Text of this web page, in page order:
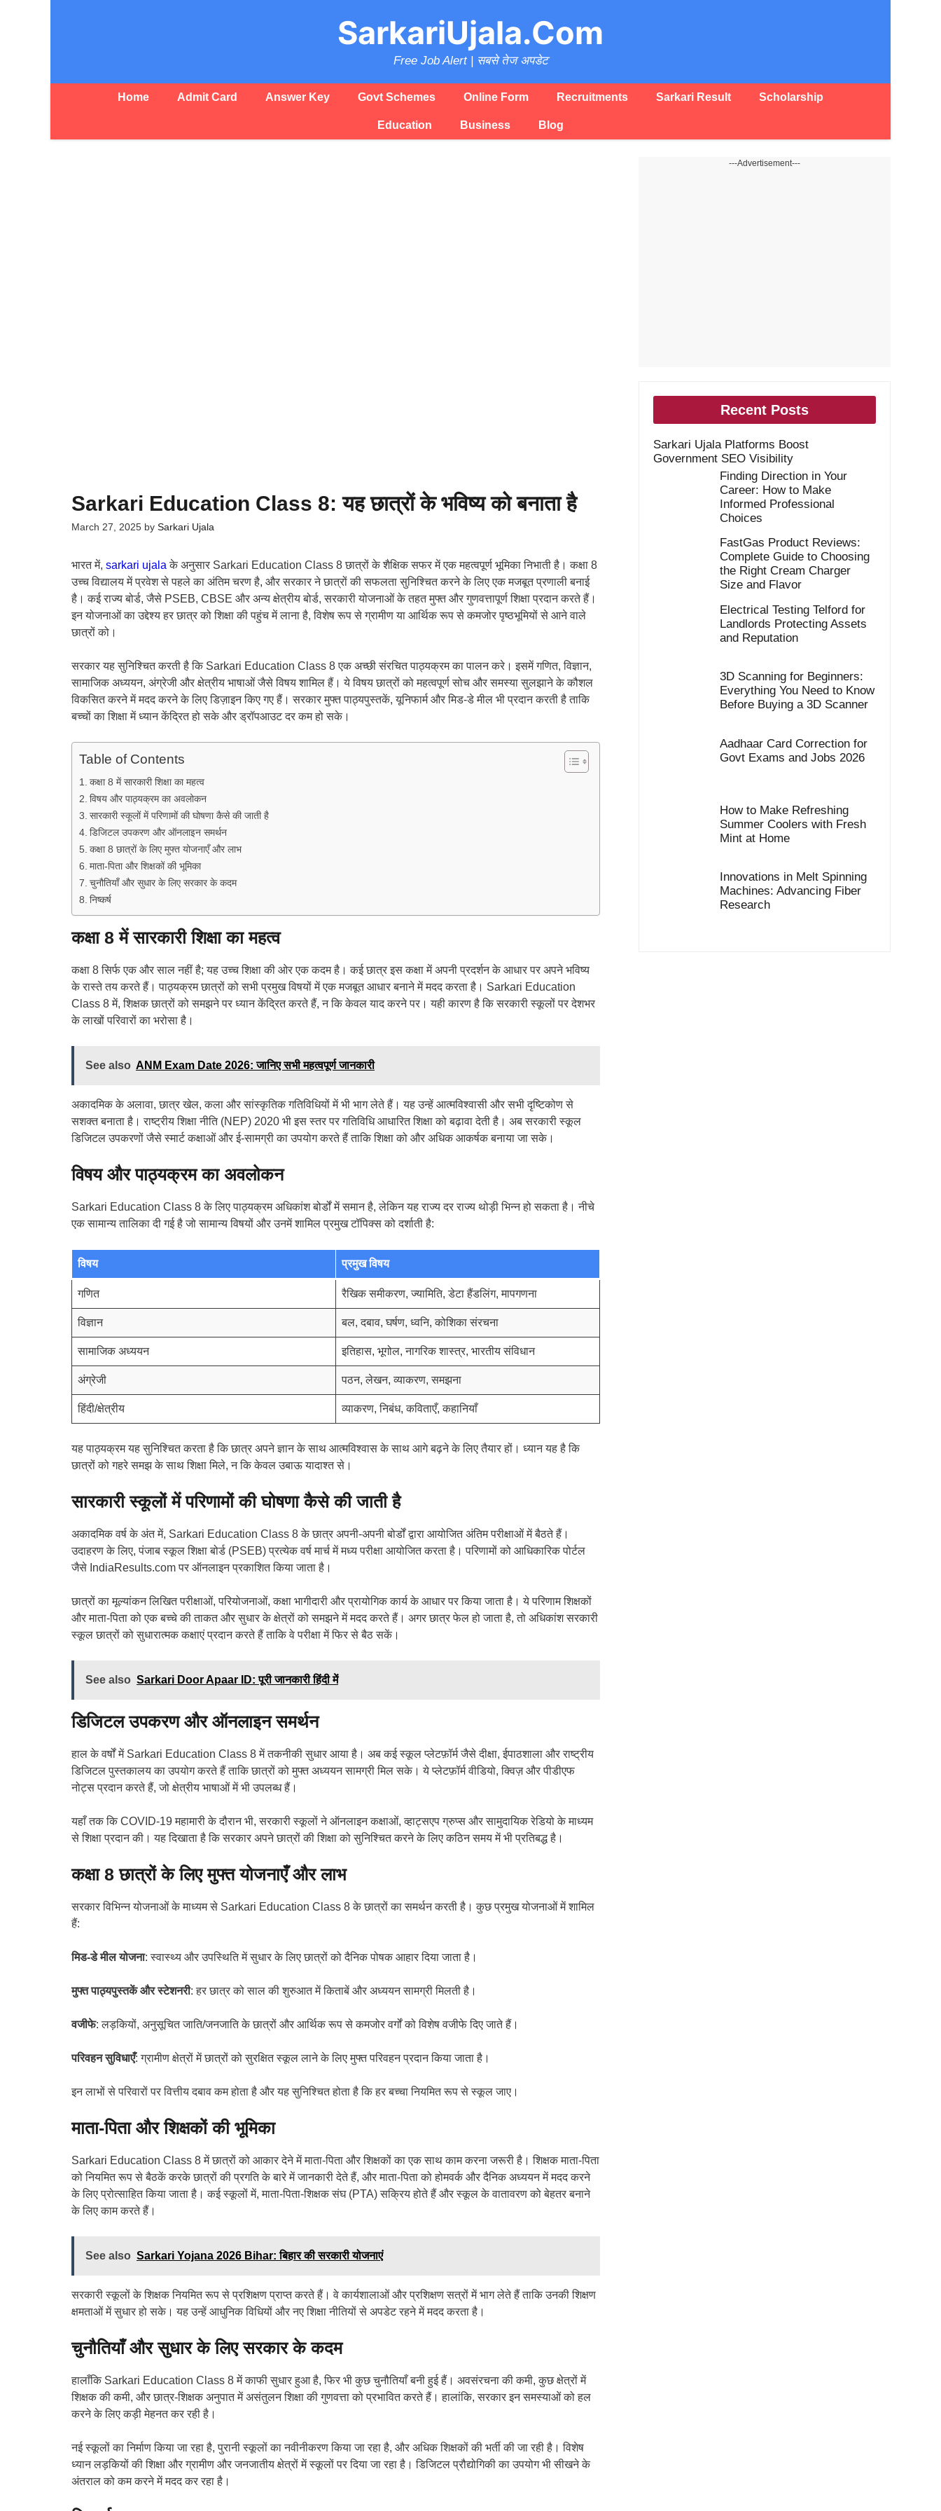
SarkariUjala.Com
Free Job Alert | सबसे तेज अपडेट
Home Admit Card Answer Key Govt Schemes Online Form Recruitments Sarkari Result Scholarship
Education Business Blog
Sarkari Education Class 8: यह छात्रों के भविष्य को बनाता है
March 27, 2025 by Sarkari Ujala
भारत में, sarkari ujalaके अनुसार Sarkari Education Class 8 छात्रों के शैक्षिक सफर में एक महत्वपूर्ण भूमिका निभाती है। कक्षा 8
उच्च विद्यालय में प्रवेश से पहले का अंतिम चरण है, और सरकार ने छात्रों की सफलता सुनिश्चित करने के लिए एक मजबूत प्रणाली बनाई
है। कई राज्य बोर्ड, जैसे PSEB, CBSE और अन्य क्षेत्रीय बोर्ड, सरकारी योजनाओं के तहत मुफ्त और गुणवत्तापूर्ण शिक्षा प्रदान करते हैं।
इन योजनाओं का उद्देश्य हर छात्र को शिक्षा की पहुंच में लाना है, विशेष रूप से ग्रामीण या आर्थिक रूप से कमजोर पृष्ठभूमियों से आने वाले
छात्रों को।
सरकार यह सुनिश्चित करती है कि Sarkari Education Class 8 एक अच्छी संरचित पाठ्यक्रम का पालन करे। इसमें गणित, विज्ञान,
सामाजिक अध्ययन, अंग्रेजी और क्षेत्रीय भाषाओं जैसे विषय शामिल हैं। ये विषय छात्रों को महत्वपूर्ण सोच और समस्या सुलझाने के कौशल
विकसित करने में मदद करने के लिए डिज़ाइन किए गए हैं। सरकार मुफ्त पाठ्यपुस्तकें, यूनिफार्म और मिड-डे मील भी प्रदान करती है ताकि
बच्चों का शिक्षा में ध्यान केंद्रित हो सके और ड्रॉपआउट दर कम हो सके।
Table of Contents
कक्षा 8 में सारकारी शिक्षा का महत्व
विषय और पाठ्यक्रम का अवलोकन
सारकारी स्कूलों में परिणामों की घोषणा कैसे की जाती है
डिजिटल उपकरण और ऑनलाइन समर्थन
कक्षा 8 छात्रों के लिए मुफ्त योजनाएँ और लाभ
माता-पिता और शिक्षकों की भूमिका
चुनौतियाँ और सुधार के लिए सरकार के कदम
निष्कर्ष
कक्षा 8 में सारकारी शिक्षा का महत्व
कक्षा 8 सिर्फ एक और साल नहीं है; यह उच्च शिक्षा की ओर एक कदम है। कई छात्र इस कक्षा में अपनी प्रदर्शन के आधार पर अपने भविष्य
के रास्ते तय करते हैं। पाठ्यक्रम छात्रों को सभी प्रमुख विषयों में एक मजबूत आधार बनाने में मदद करता है। Sarkari Education
Class 8 में, शिक्षक छात्रों को समझने पर ध्यान केंद्रित करते हैं, न कि केवल याद करने पर। यही कारण है कि सरकारी स्कूलों पर देशभर
के लाखों परिवारों का भरोसा है।
See also ANM Exam Date 2026: जानिए सभी महत्वपूर्ण जानकारी
अकादमिक के अलावा, छात्र खेल, कला और सांस्कृतिक गतिविधियों में भी भाग लेते हैं। यह उन्हें आत्मविश्वासी और सभी दृष्टिकोण से
सशक्त बनाता है। राष्ट्रीय शिक्षा नीति (NEP) 2020 भी इस स्तर पर गतिविधि आधारित शिक्षा को बढ़ावा देती है। अब सरकारी स्कूल
डिजिटल उपकरणों जैसे स्मार्ट कक्षाओं और ई-सामग्री का उपयोग करते हैं ताकि शिक्षा को और अधिक आकर्षक बनाया जा सके।
विषय और पाठ्यक्रम का अवलोकन
Sarkari Education Class 8 के लिए पाठ्यक्रम अधिकांश बोर्डों में समान है, लेकिन यह राज्य दर राज्य थोड़ी भिन्न हो सकता है। नीचे
एक सामान्य तालिका दी गई है जो सामान्य विषयों और उनमें शामिल प्रमुख टॉपिक्स को दर्शाती है:
विषय प्रमुख विषय
गणित रैखिक समीकरण, ज्यामिति, डेटा हैंडलिंग, मापगणना
विज्ञान बल, दबाव, घर्षण, ध्वनि, कोशिका संरचना
सामाजिक अध्ययन इतिहास, भूगोल, नागरिक शास्त्र, भारतीय संविधान
अंग्रेजी पठन, लेखन, व्याकरण, समझना
हिंदी/क्षेत्रीय व्याकरण, निबंध, कविताएँ, कहानियाँ
यह पाठ्यक्रम यह सुनिश्चित करता है कि छात्र अपने ज्ञान के साथ आत्मविश्वास के साथ आगे बढ़ने के लिए तैयार हों। ध्यान यह है कि
छात्रों को गहरे समझ के साथ शिक्षा मिले, न कि केवल उबाऊ यादाश्त से।
सारकारी स्कूलों में परिणामों की घोषणा कैसे की जाती है
अकादमिक वर्ष के अंत में, Sarkari Education Class 8 के छात्र अपनी-अपनी बोर्डों द्वारा आयोजित अंतिम परीक्षाओं में बैठते हैं।
उदाहरण के लिए, पंजाब स्कूल शिक्षा बोर्ड (PSEB) प्रत्येक वर्ष मार्च में मध्य परीक्षा आयोजित करता है। परिणामों को आधिकारिक पोर्टल
जैसे IndiaResults.com पर ऑनलाइन प्रकाशित किया जाता है।
छात्रों का मूल्यांकन लिखित परीक्षाओं, परियोजनाओं, कक्षा भागीदारी और प्रायोगिक कार्य के आधार पर किया जाता है। ये परिणाम शिक्षकों
और माता-पिता को एक बच्चे की ताकत और सुधार के क्षेत्रों को समझने में मदद करते हैं। अगर छात्र फेल हो जाता है, तो अधिकांश सरकारी
स्कूल छात्रों को सुधारात्मक कक्षाएं प्रदान करते हैं ताकि वे परीक्षा में फिर से बैठ सकें।
See also Sarkari Door Apaar ID: पूरी जानकारी हिंदी में
डिजिटल उपकरण और ऑनलाइन समर्थन
हाल के वर्षों में Sarkari Education Class 8 में तकनीकी सुधार आया है। अब कई स्कूल प्लेटफ़ॉर्म जैसे दीक्षा, ईपाठशाला और राष्ट्रीय
डिजिटल पुस्तकालय का उपयोग करते हैं ताकि छात्रों को मुफ्त अध्ययन सामग्री मिल सके। ये प्लेटफ़ॉर्म वीडियो, क्विज़ और पीडीएफ
नोट्स प्रदान करते हैं, जो क्षेत्रीय भाषाओं में भी उपलब्ध हैं।
यहाँ तक कि COVID-19 महामारी के दौरान भी, सरकारी स्कूलों ने ऑनलाइन कक्षाओं, व्हाट्सएप ग्रुप्स और सामुदायिक रेडियो के माध्यम
से शिक्षा प्रदान की। यह दिखाता है कि सरकार अपने छात्रों की शिक्षा को सुनिश्चित करने के लिए कठिन समय में भी प्रतिबद्ध है।
कक्षा 8 छात्रों के लिए मुफ्त योजनाएँ और लाभ
सरकार विभिन्न योजनाओं के माध्यम से Sarkari Education Class 8 के छात्रों का समर्थन करती है। कुछ प्रमुख योजनाओं में शामिल
हैं:
मिड-डे मील योजना: स्वास्थ्य और उपस्थिति में सुधार के लिए छात्रों को दैनिक पोषक आहार दिया जाता है।
मुफ्त पाठ्यपुस्तकें और स्टेशनरी: हर छात्र को साल की शुरुआत में किताबें और अध्ययन सामग्री मिलती है।
वजीफे: लड़कियों, अनुसूचित जाति/जनजाति के छात्रों और आर्थिक रूप से कमजोर वर्गों को विशेष वजीफे दिए जाते हैं।
परिवहन सुविधाएँ: ग्रामीण क्षेत्रों में छात्रों को सुरक्षित स्कूल लाने के लिए मुफ्त परिवहन प्रदान किया जाता है।
इन लाभों से परिवारों पर वित्तीय दबाव कम होता है और यह सुनिश्चित होता है कि हर बच्चा नियमित रूप से स्कूल जाए।
माता-पिता और शिक्षकों की भूमिका
Sarkari Education Class 8 में छात्रों को आकार देने में माता-पिता और शिक्षकों का एक साथ काम करना जरूरी है। शिक्षक माता-पिता
को नियमित रूप से बैठकें करके छात्रों की प्रगति के बारे में जानकारी देते हैं, और माता-पिता को होमवर्क और दैनिक अध्ययन में मदद करने
के लिए प्रोत्साहित किया जाता है। कई स्कूलों में, माता-पिता-शिक्षक संघ (PTA) सक्रिय होते हैं और स्कूल के वातावरण को बेहतर बनाने
के लिए काम करते हैं।
See also Sarkari Yojana 2026 Bihar: बिहार की सरकारी योजनाएं
सरकारी स्कूलों के शिक्षक नियमित रूप से प्रशिक्षण प्राप्त करते हैं। वे कार्यशालाओं और प्रशिक्षण सत्रों में भाग लेते हैं ताकि उनकी शिक्षण
क्षमताओं में सुधार हो सके। यह उन्हें आधुनिक विधियों और नए शिक्षा नीतियों से अपडेट रहने में मदद करता है।
चुनौतियाँ और सुधार के लिए सरकार के कदम
हालाँकि Sarkari Education Class 8 में काफी सुधार हुआ है, फिर भी कुछ चुनौतियाँ बनी हुई हैं। अवसंरचना की कमी, कुछ क्षेत्रों में
शिक्षक की कमी, और छात्र-शिक्षक अनुपात में असंतुलन शिक्षा की गुणवत्ता को प्रभावित करते हैं। हालांकि, सरकार इन समस्याओं को हल
करने के लिए कड़ी मेहनत कर रही है।
नई स्कूलों का निर्माण किया जा रहा है, पुरानी स्कूलों का नवीनीकरण किया जा रहा है, और अधिक शिक्षकों की भर्ती की जा रही है। विशेष
ध्यान लड़कियों की शिक्षा और ग्रामीण और जनजातीय क्षेत्रों में स्कूलों पर दिया जा रहा है। डिजिटल प्रौद्योगिकी का उपयोग भी सीखने के
अंतराल को कम करने में मदद कर रहा है।
---Advertisement---
Recent Posts
Sarkari Ujala Platforms Boost
Government SEO Visibility
Finding Direction in Your
Career: How to Make
Informed Professional
Choices
FastGas Product Reviews:
Complete Guide to Choosing
the Right Cream Charger
Size and Flavor
Electrical Testing Telford for
Landlords Protecting Assets
and Reputation
3D Scanning for Beginners:
Everything You Need to Know
Before Buying a 3D Scanner
Aadhaar Card Correction for
Govt Exams and Jobs 2026
How to Make Refreshing
Summer Coolers with Fresh
Mint at Home
Innovations in Melt Spinning
Machines: Advancing Fiber
Research